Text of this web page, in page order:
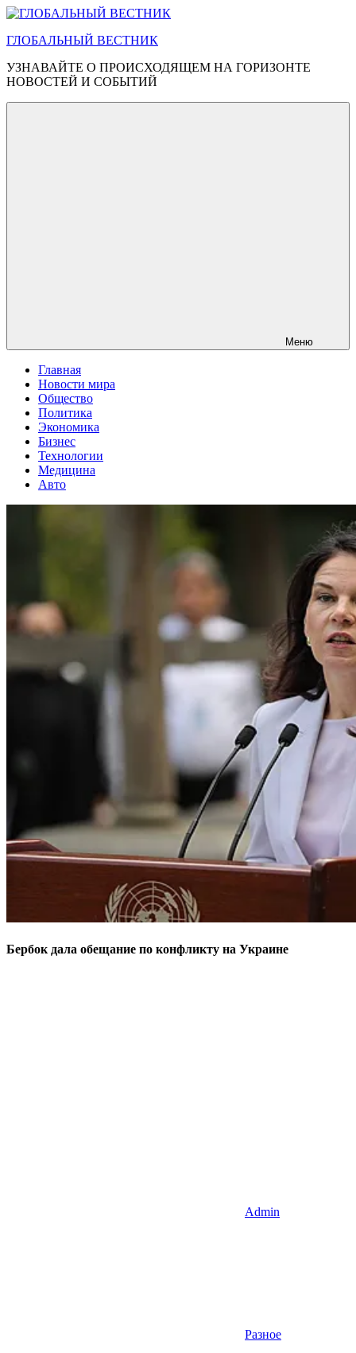
Перейти
содержимому
ГЛОБАЛЬНЫЙ ВЕСТНИК
УЗНАВАЙТЕ О ПРОИСХОДЯЩЕМ НА ГОРИЗОНТЕ
НОВОСТЕЙ И СОБЫТИЙ
Меню
Главная
Новости мира
Общество
Политика
Экономика
Бизнес
Технологии
Медицина
Авто
Бербок дала обещание по конфликту на Украине
Admin
Разное